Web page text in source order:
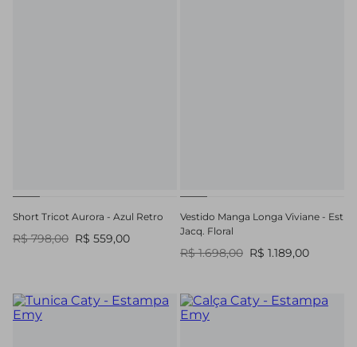
Short Tricot Aurora - Azul Retro
R$ 798,00 R$ 559,00
Vestido Manga Longa Viviane - Est
Jacq. Floral
R$ 1.698,00 R$ 1.189,00